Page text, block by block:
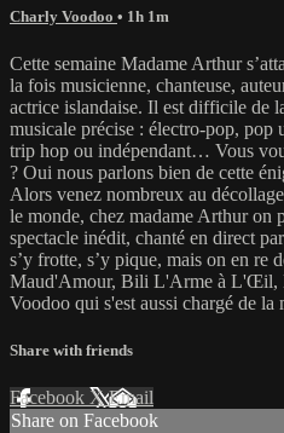
Charly Voodoo • 1h 1m
Cette semaine Madame Arthur
la fois musicienne, chanteuse,
actrice islandaise. Il est difficile de
musicale précise : électro-pop, pop
trip hop ou indépendant… Vous
? Oui nous parlons bien de cette
Alors venez nombreux au
le monde, chez madame Arthur on
spectacle inédit, chanté en direct
s’y frotte, s’y pique, mais on en re
Maud'Amour, Bili L'Arme à L'Œil,
Voodoo qui s'est aussi chargé de la
Share with friends
Facebook XEmail
Share on Facebook